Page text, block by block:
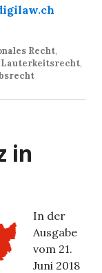
Recht,
Lauterkeitsrecht,
in
In der
Ausgabe
vom 21.
Juni 2018